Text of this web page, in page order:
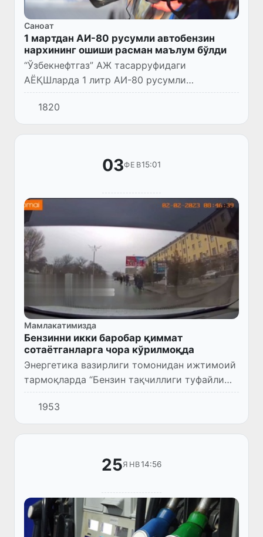
Саноат
1 мартдан АИ-80 русумли автобензин
нархининг ошиши расман маълум бўлди
“Ўзбекнефтгаз” АЖ тасарруфидаги
АЁҚШларда 1 литр АИ-80 русумли
автобензиннинг чакана нархи маҳаллий
маҳсулот учун 6 800 сўмдан, импорт
маҳсулоти учун 7 000 сўмдан шаклланади.
1820
03ФЕВ15:01
Мамлакатимизда
Бензинни икки баробар қиммат
сотаётганларга чора кўрилмоқда
Энергетика вазирлиги томонидан ижтимоий
тармоқларда “Бензин тақчиллиги туфайли
чайқовчилар бензинни шундоқ йўлнинг
юзида қўлда салкам икки баравар қиммат
нархда сотишмоқда” сарлавҳ...
1953
25ЯНВ14:56